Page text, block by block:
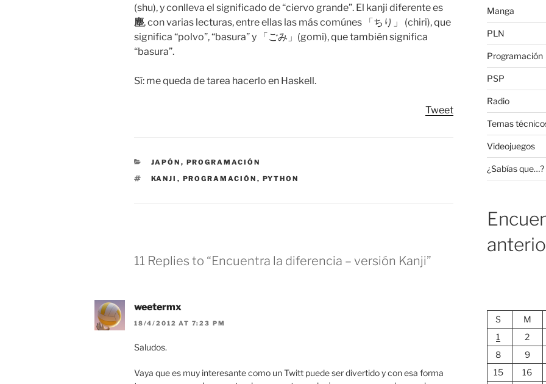
(shu), y conlleva el significado de “ciervo grande”. El kanji diferente es
塵, con varias lecturas, entre ellas las más comúnes 「ちり」 (chiri), que
significa “polvo”, “basura” y 「ごみ」(gomi), que también significa
“basura”.
Sí: me queda de tarea hacerlo en Haskell.
Tweet
CATEGORIES
JAPÓN , PROGRAMACIÓN
TAGS
KANJI , PROGRAMACIÓN , PYTHON
11 Replies to “Encuentra la diferencia – versión Kanji”
weetermx
18/4/2012 AT 7:23 PM
Saludos.
Vaya que es muy interesante como un Twitt puede ser divertido y con esa forma
Manga
PLN
Programación
PSP
Radio
Temas
Videojuegos
¿Sabías que…?
S
M
1
2
8
9
15
16